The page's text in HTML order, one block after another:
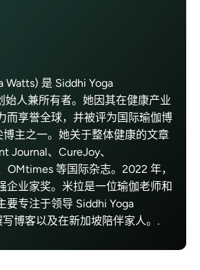
Watts) 是 Siddhi Yoga
始人兼所有者。她因其在健康产业
而享誉全球，并被评为国际瑜伽博
主之一。她关于整体健康的文章
Journal、CureJoy、
OMtimes 等国际杂志。2022 年，
企业家奖。米拉是一位瑜伽老师和
要专注于领导 Siddhi Yoga
博客以及在新加坡陪伴家人。.